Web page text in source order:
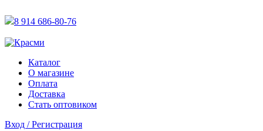
8 914 686-80-76
Каталог
О магазине
Оплата
Доставка
Стать оптовиком
Вход / Регистрация